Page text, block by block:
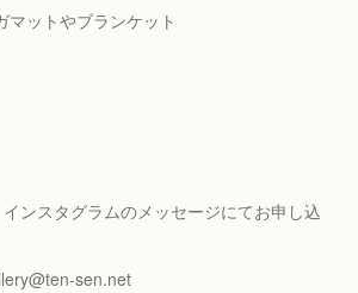
ットやブランケット
ンスタグラムのメッセージにてお申し込
sen.net